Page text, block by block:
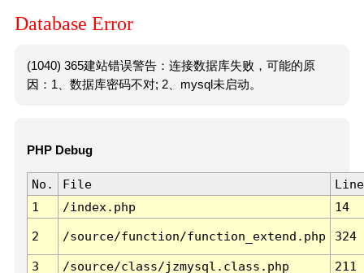
Database Error
(1040) 365建站错误警告：连接数据库失败，可能的原
因：1、数据库密码不对; 2、mysql未启动。
PHP Debug
No. File
Line
1
/index.php 14
2 /source/function/function_extend.php 324
3 /source/class/jzmysql.class.php
211